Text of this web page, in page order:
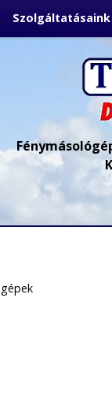
Szolgáltatásaink